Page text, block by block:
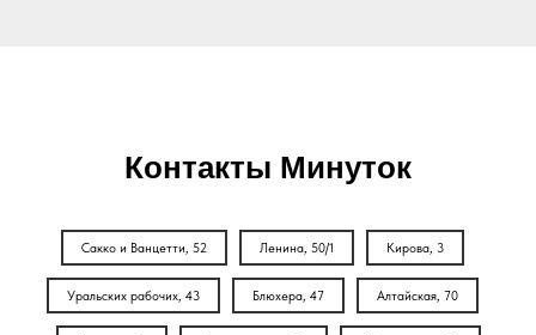
Контакты Минуток
Сакко и Ванцетти, 52 Ленина, 50/1 Кирова, 3
Уральских рабочих, 43 Блюхера, 47 Алтайская, 70